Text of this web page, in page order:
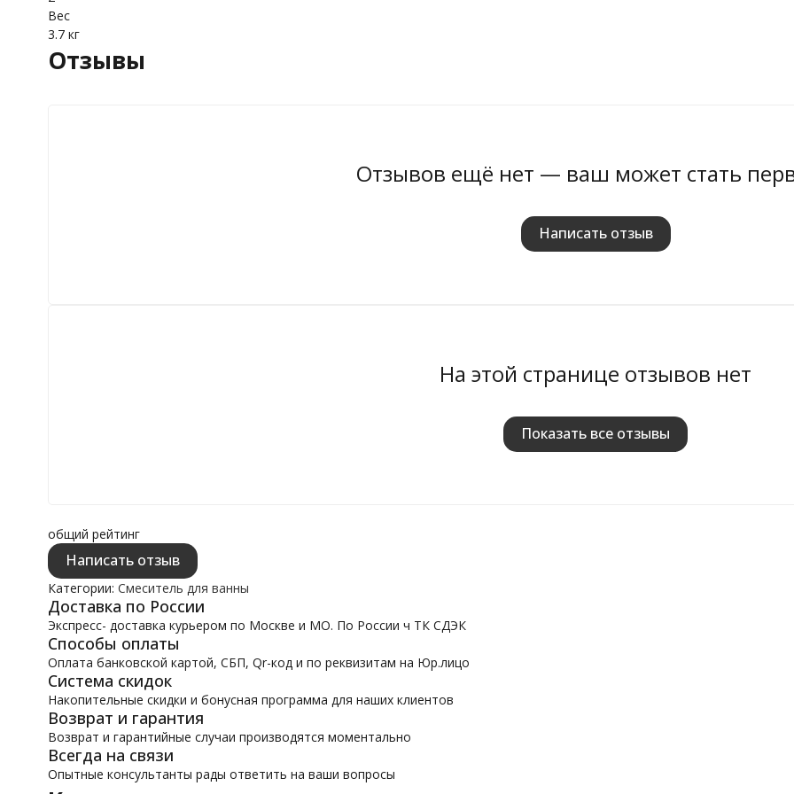
Вес
3.7 кг
Отзывы
Отзывов ещё нет — ваш может стать
Написать отзыв
На этой странице отзывов нет
Показать все отзывы
общий рейтинг
Написать отзыв
Категории: Смеситель для ванны
Доставка по России
Экспресс- доставка курьером по Москве и МО. По России ч ТК СДЭК
Способы оплаты
Оплата банковской картой, СБП, Qr-код и по реквизитам на Юр.лицо
Система скидок
Накопительные скидки и бонусная программа для наших клиентов
Возврат и гарантия
Возврат и гарантийные случаи производятся моментально
Всегда на связи
Опытные консультанты рады ответить на ваши вопросы